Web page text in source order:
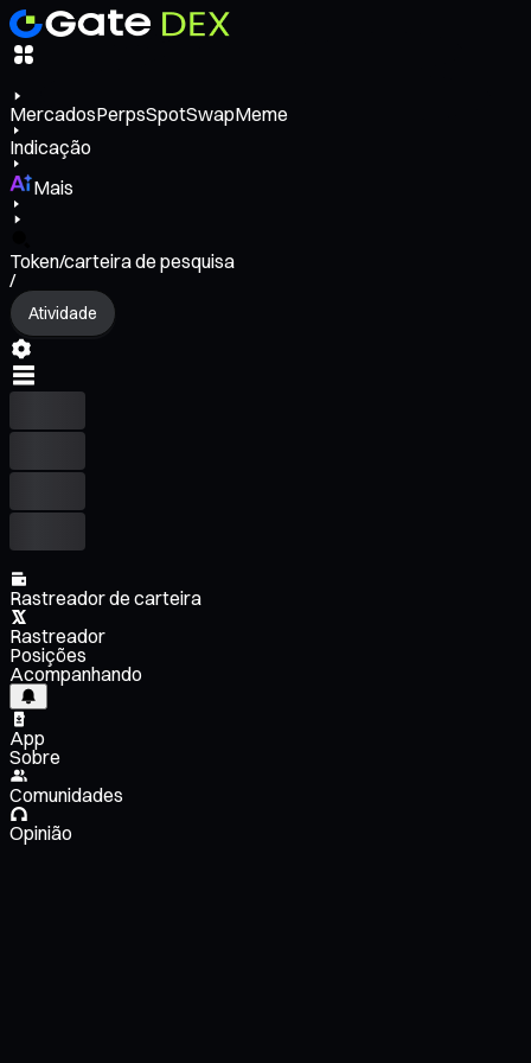
MercadosPerpsSpotSwapMeme
Indicação
Mais
Token/carteira de pesquisa
/
Atividade
Rastreador de carteira
Rastreador
Posições
Acompanhando
App
Sobre
Comunidades
Opinião